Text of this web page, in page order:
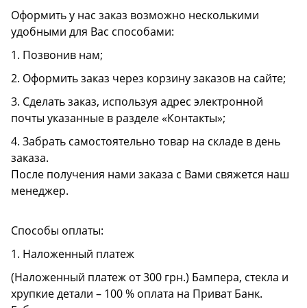
Оформить у нас заказ возможно несколькими
удобными для Вас способами:
1. Позвонив нам;
2. Оформить заказ через корзину заказов на сайте;
3. Сделать заказ, используя адрес электронной
почты указанные в разделе «Контакты»;
4. Забрать самостоятельно товар на складе в день
заказа.
После получения нами заказа с Вами свяжется наш
менеджер.
Способы оплаты:
1. Наложенный платеж
(Наложенный платеж от 300 грн.) Бампера, стекла и
хрупкие детали – 100 % оплата на Приват Банк.